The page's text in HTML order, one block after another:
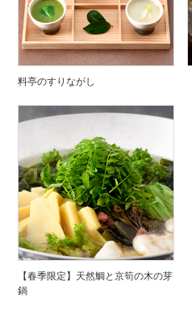
料亭のすりながし
【春季限定】天然鯛と京筍の木の芽
鍋